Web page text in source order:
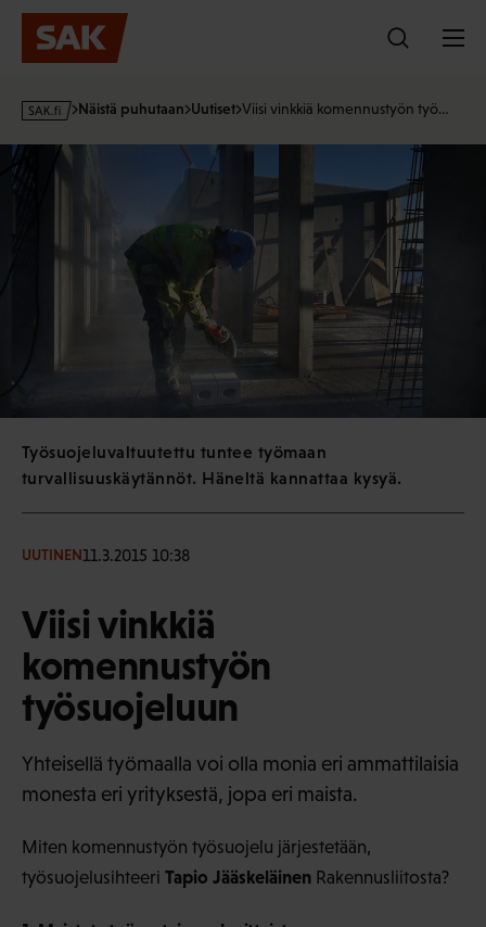
Hyppää
sisältöön
s
k
·
Näistä puhutaan Uutiset Viisi vinkkiä komennustyön työ…
Työsuojeluvaltuutettu tuntee työmaan
turvallisuuskäytännöt. Häneltä kannattaa kysyä.
UUTINEN11.3.2015 10:38
Viisi vinkkiä
komennustyön
työsuojeluun
Yhteisellä työmaalla voi olla monia eri ammattilaisia
monesta eri yrityksestä, jopa eri maista.
Miten komennustyön työsuojelu järjestetään,
työsuojelusihteeri Tapio Jääskeläinen Rakennusliitosta?